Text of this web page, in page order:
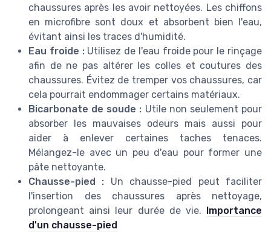
chaussures après les avoir nettoyées. Les chiffons
en microfibre sont doux et absorbent bien l'eau,
évitant ainsi les traces d'humidité.
Eau froide :Utilisez de l'eau froide pour le rinçage
afin de ne pas altérer les colles et coutures des
chaussures. Évitez de tremper vos chaussures, car
cela pourrait endommager certains matériaux.
Bicarbonate de soude : Utile non seulement pour
absorber les mauvaises odeurs mais aussi pour
aider à enlever certaines taches tenaces.
Mélangez-le avec un peu d'eau pour former une
pâte nettoyante.
Chausse-pied : Un chausse-pied peut faciliter
l'insertion des chaussures après nettoyage,
prolongeant ainsi leur durée de vie. Importance
d'un chausse-pied